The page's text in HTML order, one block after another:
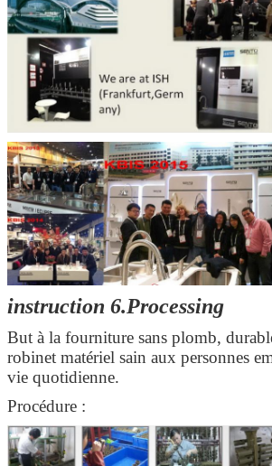
instruction 6.Processing
But à la fourniture sans plomb,
robinet matériel sain aux personnes
vie quotidienne.
Procédure :